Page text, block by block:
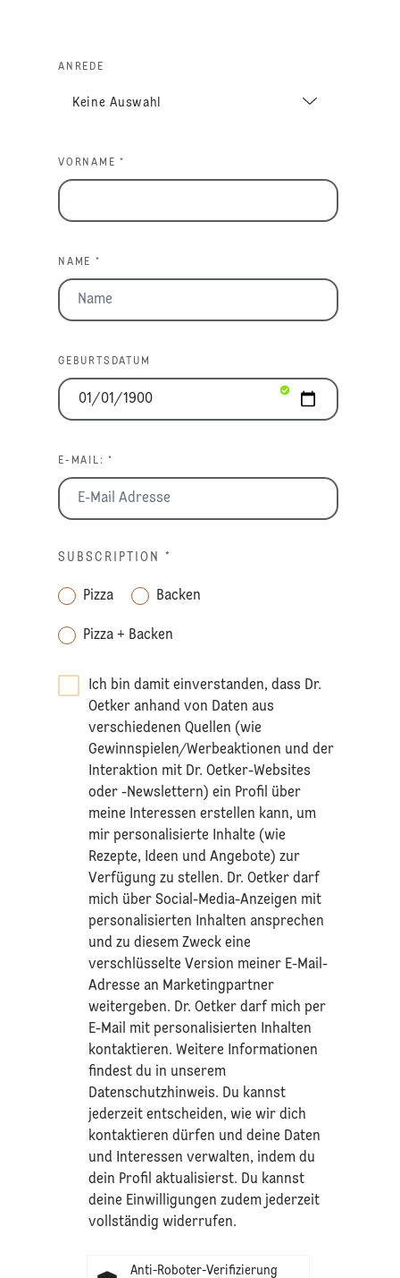
ANREDE
VORNAME *
NAME *
GEBURTSDATUM
E-MAIL: *
SUBSCRIPTION *
Pizza Backen
Pizza + Backen
Ich bin damit einverstanden, dass Dr.
Oetker anhand von Daten aus
verschiedenen Quellen (wie
Gewinnspielen/Werbeaktionen und der
Interaktion mit Dr. Oetker-Websites
oder -Newslettern) ein Profil über
meine Interessen erstellen kann, um
mir personalisierte Inhalte (wie
Rezepte, Ideen und Angebote) zur
Verfügung zu stellen. Dr. Oetker darf
mich über Social-Media-Anzeigen mit
personalisierten Inhalten ansprechen
und zu diesem Zweck eine
verschlüsselte Version meiner E-Mail-
Adresse an Marketingpartner
weitergeben. Dr. Oetker darf mich per
E-Mail mit personalisierten Inhalten
kontaktieren. Weitere Informationen
findest du in unserem
Datenschutzhinweis. Du kannst
jederzeit entscheiden, wie wir dich
kontaktieren dürfen und deine Daten
und Interessen verwalten, indem du
dein Profil aktualisierst. Du kannst
deine Einwilligungen zudem jederzeit
vollständig widerrufen.
Anti-Roboter-Verifizierung